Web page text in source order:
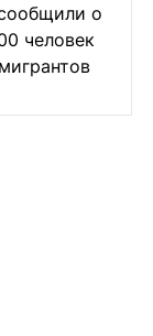
о
человек